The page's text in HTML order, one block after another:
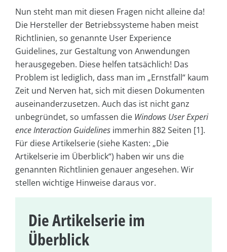
Nun steht man mit diesen Fragen nicht alleine da!
Die Hersteller der Betriebssysteme haben meist
Richtlinien, so genannte User Experience
Guidelines, zur Gestaltung von Anwendungen
herausgegeben. Diese helfen tatsächlich! Das
Problem ist lediglich, dass man im „Ernstfall“ kaum
Zeit und Nerven hat, sich mit diesen Dokumenten
auseinanderzusetzen. Auch das ist nicht ganz
unbegründet, so umfassen die Windows User Experi
ence Interaction Guidelines immerhin 882 Seiten [1].
Für diese Artikelserie (siehe Kasten: „Die
Artikelserie im Überblick“) haben wir uns die
genannten Richtlinien genauer angesehen. Wir
stellen wichtige Hinweise daraus vor.
Die Artikelserie im
Überblick